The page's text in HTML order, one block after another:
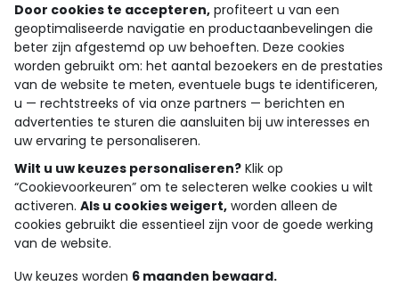
wie zijn we?
hulp nodig
loyalty club
onze catalogus
Algemene verkoop en gebruiksvoorwaarden
Privacybeleid
Cookies en persoonsgegevens
Door cookies te accepteren, profiteert u van een
geoptimaliseerde navigatie en productaanbevelingen die
beter zijn afgestemd op uw behoeften. Deze cookies
worden gebruikt om: het aantal bezoekers en de prestaties
van de website te meten, eventuele bugs te identificeren,
u — rechtstreeks of via onze partners — berichten en
advertenties te sturen die aansluiten bij uw interesses en
uw ervaring te personaliseren.
Wilt u uw keuzes personaliseren? Klik op
“Cookievoorkeuren” om te selecteren welke cookies u wilt
activeren. Als u cookies weigert, worden alleen de
cookies gebruikt die essentieel zijn voor de goede werking
van de website.
Uw keuzes worden 6 maanden bewaard.